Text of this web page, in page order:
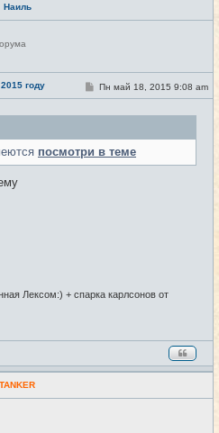
Наиль
году #113
С
о
б
е
н
Пн май 18, 2015 9:08 am
посмотри в теме
Лексом:) + спарка карлсонов от
TANKER